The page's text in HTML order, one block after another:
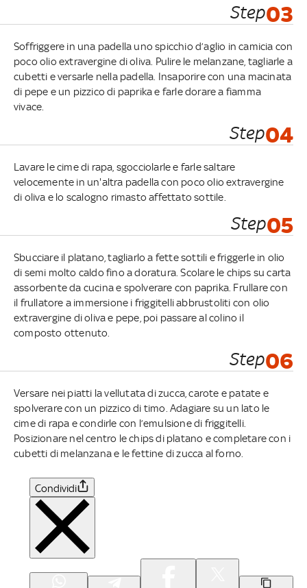
Step03
Soffriggere in una padella uno spicchio d’aglio in camicia con
poco olio extravergine di oliva. Pulire le melanzane, tagliarle a
cubetti e versarle nella padella. Insaporire con una macinata
di pepe e un pizzico di paprika e farle dorare a fiamma
vivace.
Step04
Lavare le cime di rapa, sgocciolarle e farle saltare
velocemente in un'altra padella con poco olio extravergine
di oliva e lo scalogno rimasto affettato sottile.
Step05
Sbucciare il platano, tagliarlo a fette sottili e friggerle in olio
di semi molto caldo fino a doratura. Scolare le chips su carta
assorbente da cucina e spolverare con paprika. Frullare con
il frullatore a immersione i friggitelli abbrustoliti con olio
extravergine di oliva e pepe, poi passare al colino il
composto ottenuto.
Step06
Versare nei piatti la vellutata di zucca, carote e patate e
spolverare con un pizzico di timo. Adagiare su un lato le
cime di rapa e condirle con l’emulsione di friggitelli.
Posizionare nel centro le chips di platano e completare con i
cubetti di melanzana e le fettine di zucca al forno.
Condividi